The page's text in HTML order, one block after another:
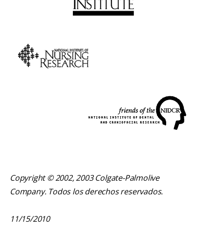
Copyright © 2002, 2003 Colgate-Palmolive
Company. Todos los derechos reservados.
11/15/2010